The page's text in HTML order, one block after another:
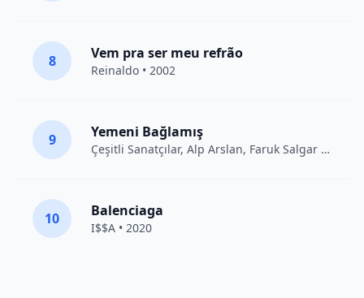
8 Vem pra ser meu refrão
Reinaldo • 2002
9 Yemeni Bağlamış
Çeşitli Sanatçılar, Alp Arslan, Faruk Salgar • 2012
10 Balenciaga
I$$A • 2020